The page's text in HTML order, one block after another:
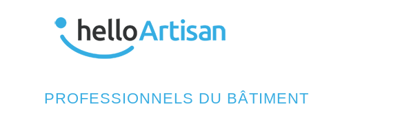
PROFESSIONNELS DU BÂTIMENT